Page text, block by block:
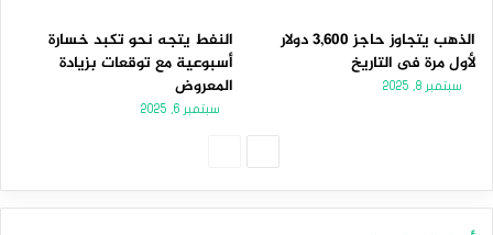
الذهب يتجاوز حاجز 3,600 دولار
لأول مرة فى التاريخ
سبتمبر 8, 2025
النفط يتجه نحو تكبد خسارة
أسبوعية مع توقعات بزيادة
المعروض
سبتمبر 6, 2025